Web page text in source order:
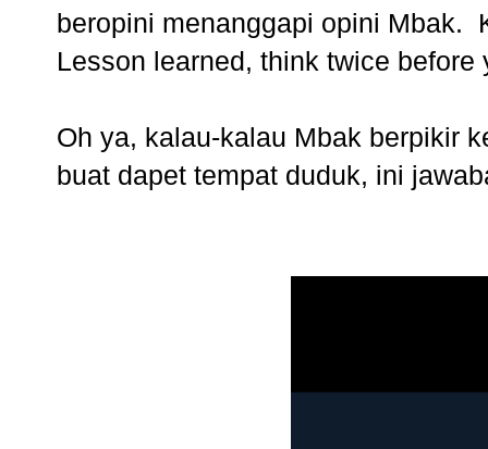
beropini menanggapi opini Mbak.
Lesson learned, think twice
Oh ya, kalau-kalau Mbak berpikir
buat dapet tempat duduk, ini